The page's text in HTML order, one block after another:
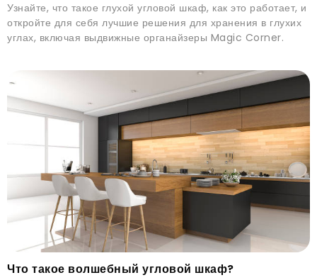
Узнайте, что такое глухой угловой шкаф, как это работает, и
откройте для себя лучшие решения для хранения в глухих
углах, включая выдвижные органайзеры Magic Corner.
Что такое волшебный угловой шкаф?